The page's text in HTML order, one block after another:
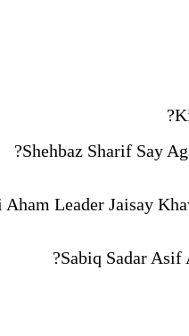
Shehbaz Sharif Say
Leader Jaisay
Sabiq Sadar